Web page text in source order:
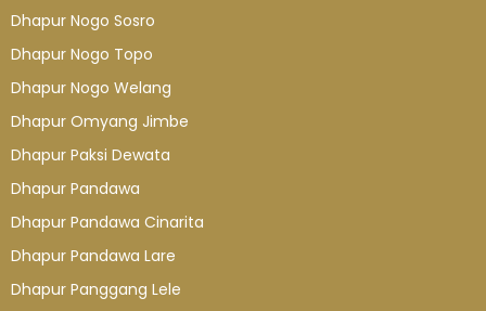
Dhapur Nogo Sosro
Dhapur Nogo Topo
Dhapur Nogo Welang
Dhapur Omyang Jimbe
Dhapur Paksi Dewata
Dhapur Pandawa
Dhapur Pandawa Cinarita
Dhapur Pandawa Lare
Dhapur Panggang Lele